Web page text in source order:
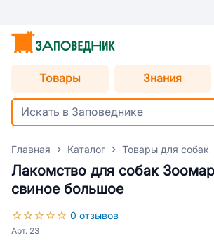
Товары Знания
Главная Каталог Товары для собак
Лакомство для собак
свиное большое
0 отзывов
Арт. 23